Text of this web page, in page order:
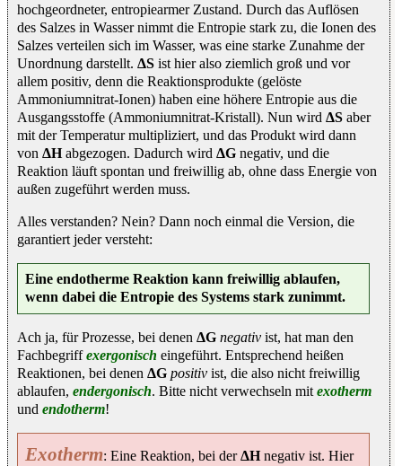
hochgeordneter, entropiearmer Zustand. Durch das Auflösen
des Salzes in Wasser nimmt die Entropie stark zu, die Ionen des
Salzes verteilen sich im Wasser, was eine starke Zunahme der
Unordnung darstellt. ΔS ist hier also ziemlich groß und vor
allem positiv, denn die Reaktionsprodukte (gelöste
Ammoniumnitrat-Ionen) haben eine höhere Entropie aus die
Ausgangsstoffe (Ammoniumnitrat-Kristall). Nun wird ΔS aber
mit der Temperatur multipliziert, und das Produkt wird dann
von ΔHabgezogen. Dadurch wird ΔG negativ, und die
Reaktion läuft spontan und freiwillig ab, ohne dass Energie von
außen zugeführt werden muss.
Alles verstanden? Nein? Dann noch einmal die Version, die
garantiert jeder versteht:
Eine endotherme Reaktion kann freiwillig ablaufen,
wenn dabei die Entropie des Systems stark zunimmt.
Ach ja, für Prozesse, bei denen ΔG negativ ist, hat man den
Fachbegriffexergonisch eingeführt. Entsprechend heißen
Reaktionen, bei denen ΔG positiv ist, die also nicht freiwillig
ablaufen, endergonisch. Bitte nicht verwechseln mit exotherm
und endotherm!
Exotherm: Eine Reaktion, bei derΔHnegativ ist. Hier